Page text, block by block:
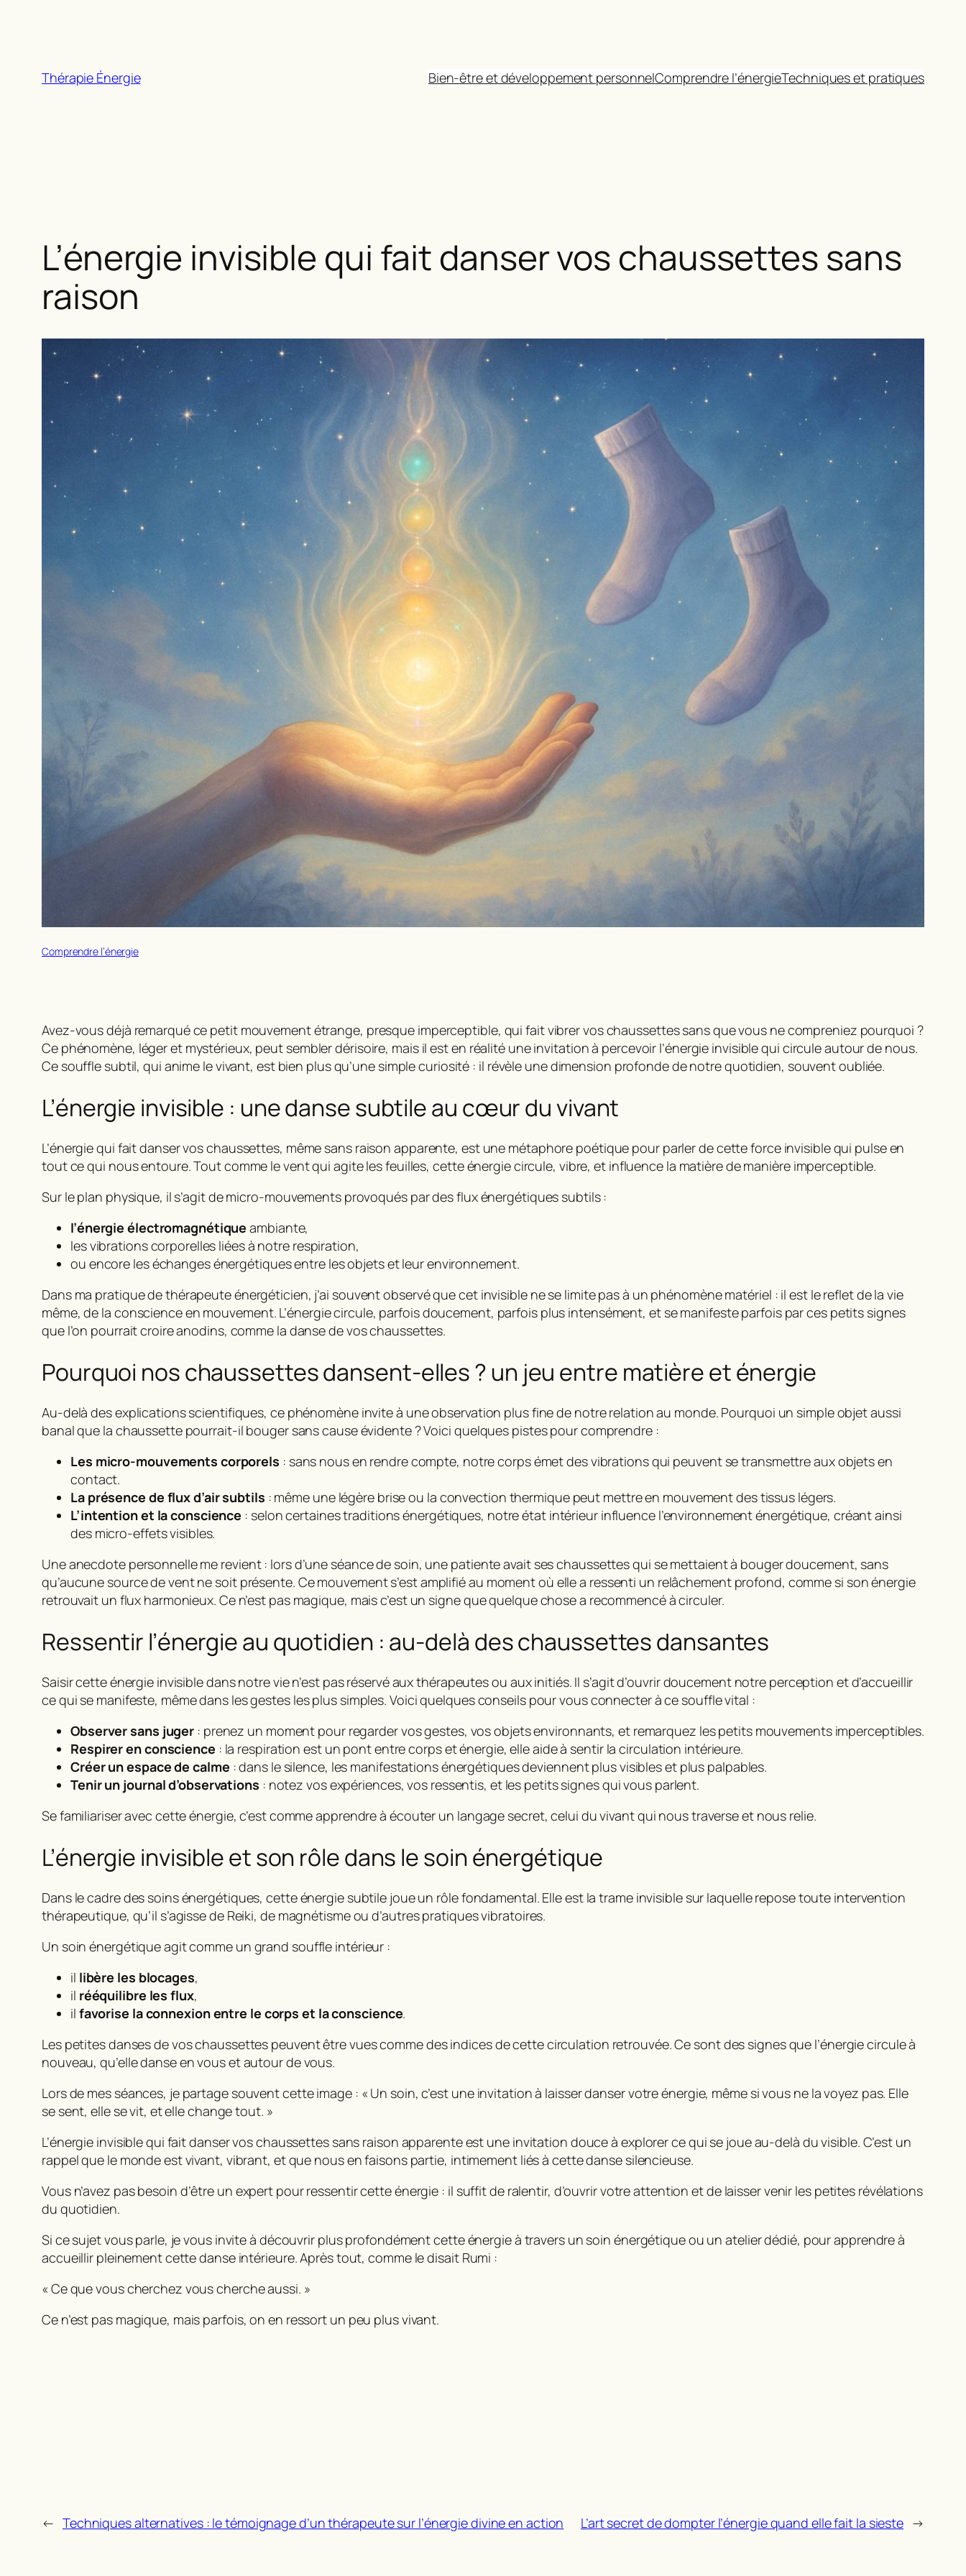
Thérapie Énergie
Bien-être et développement personnelComprendre l’énergieTechniques et pratiques
L’énergie invisible qui fait danser vos chaussettes sans
raison
Comprendre l’énergie
Avez-vous déjà remarqué ce petit mouvement étrange, presque imperceptible, qui fait vibrer vos chaussettes sans que vous ne compreniez pourquoi ?
Ce phénomène, léger et mystérieux, peut sembler dérisoire, mais il est en réalité une invitation à percevoir l’énergie invisiblequi circule autour de nous.
Ce souffle subtil, qui anime le vivant, est bien plus qu’une simple curiosité : il révèle une dimension profonde de notre quotidien, souvent oubliée.
L’énergie invisible : une danse subtile au cœur du vivant
L’énergiequi fait danser vos chaussettes, même sans raison apparente, est une métaphore poétique pour parler de cette force invisible qui pulse en
tout ce qui nous entoure. Tout comme le vent qui agite les feuilles, cette énergie circule, vibre, et influence la matière de manière imperceptible.
Sur le plan physique, il s’agit de micro-mouvements provoqués par des flux énergétiques subtils :
l’énergie électromagnétique ambiante,
les vibrations corporelles liées à notre respiration,
ou encore les échanges énergétiques entre les objets et leur environnement.
Dans ma pratique de thérapeute énergéticien, j’ai souvent observé que cet invisible ne se limite pas à un phénomène matériel : il est le reflet de la vie
même, de la conscience en mouvement. L’énergie circule, parfois doucement, parfois plus intensément, et se manifeste parfois par ces petits signes
que l’on pourrait croire anodins, comme la danse de vos chaussettes.
Pourquoi nos chaussettes dansent-elles ? un jeu entre matière et énergie
Au-delà des explications scientifiques, ce phénomène invite à une observation plus fine de notre relation au monde. Pourquoi un simple objet aussi
banal que la chaussette pourrait-il bouger sans cause évidente ? Voici quelques pistes pour comprendre :
Les micro-mouvements corporels : sans nous en rendre compte, notre corps émet des vibrations qui peuvent se transmettre aux objets en
contact.
La présence de flux d’air subtils : même une légère brise ou la convection thermique peut mettre en mouvement des tissus légers.
L’intention et la conscience : selon certaines traditions énergétiques, notre état intérieur influence l’environnement énergétique, créant ainsi
des micro-effets visibles.
Une anecdote personnelle me revient : lors d’une séance de soin, une patiente avait ses chaussettes qui se mettaient à bouger doucement, sans
qu’aucune source de vent ne soit présente. Ce mouvement s’est amplifié au moment où elle a ressenti un relâchement profond, comme si son énergie
retrouvait un flux harmonieux. Ce n’est pas magique, mais c’est un signe que quelque chose a recommencé à circuler.
Ressentir l’énergie au quotidien : au-delà des chaussettes dansantes
Saisir cette énergie invisible dans notre vie n’est pas réservé aux thérapeutes ou aux initiés. Il s’agit d’ouvrir doucement notre perception et d’accueillir
ce qui se manifeste, même dans les gestes les plus simples. Voici quelques conseils pour vous connecter à ce souffle vital :
Observer sans juger : prenez un moment pour regarder vos gestes, vos objets environnants, et remarquez les petits mouvements imperceptibles.
Respirer en conscience : la respiration est un pont entre corps et énergie, elle aide à sentir la circulation intérieure.
Créer un espace de calme : dans le silence, les manifestations énergétiques deviennent plus visibles et plus palpables.
Tenir un journal d’observations : notez vos expériences, vos ressentis, et les petits signes qui vous parlent.
Se familiariser avec cette énergie, c’est comme apprendre à écouter un langage secret, celui du vivant qui nous traverse et nous relie.
L’énergie invisible et son rôle dans le soin énergétique
Dans le cadre des soins énergétiques, cette énergie subtile joue un rôle fondamental. Elle est la trame invisible sur laquelle repose toute intervention
thérapeutique, qu’il s’agisse de Reiki, de magnétisme ou d’autres pratiques vibratoires.
Un soin énergétique agit comme un grand souffle intérieur :
il libère les blocages,
il rééquilibre les flux,
il favorise la connexion entre le corps et la conscience.
Les petites danses de vos chaussettes peuvent être vues comme des indices de cette circulation retrouvée. Ce sont des signes que l’énergie circule à
nouveau, qu’elle danse en vous et autour de vous.
Lors de mes séances, je partage souvent cette image : « Un soin, c’est une invitation à laisser danser votre énergie, même si vous ne la voyez pas. Elle
se sent, elle se vit, et elle change tout. »
L’énergie invisible qui fait danser vos chaussettes sans raison apparente est une invitation douce à explorer ce qui se joue au-delà du visible. C’est un
rappel que le monde est vivant, vibrant, et que nous en faisons partie, intimement liés à cette danse silencieuse.
Vous n’avez pas besoin d’être un expert pour ressentir cette énergie : il suffit de ralentir, d’ouvrir votre attention et de laisser venir les petites révélations
du quotidien.
Si ce sujet vous parle, je vous invite à découvrir plus profondément cette énergie à travers un soin énergétique ou un atelier dédié, pour apprendre à
accueillir pleinement cette danse intérieure. Après tout, comme le disait Rumi :
« Ce que vous cherchez vous cherche aussi. »
Ce n’est pas magique, mais parfois, on en ressort un peu plus vivant.
← Techniques alternatives : le témoignage d’un thérapeute sur l’énergie divine en action L’art secret de dompter l’énergie quand elle fait la sieste →